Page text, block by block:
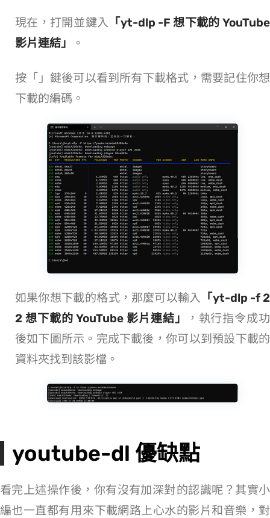
現在，打開 CMD 並鍵入 「yt-dlp -F 想下載的 YouTube
影片連結」
。
按「Enter」鍵後可以看到所有下載格式，需要記住你想
下載的 ID 編碼。
如果你想下載 720p 的 MP4 格式，那麼可以輸入
「yt-dlp -f 2
2 想下載的 YouTube 影片連結」
，執行指令成功
後如下圖所示。完成下載後u，你可以到預設下載的
資料夾找到該影檔。
youtube-dl 優缺點
看完上述操作後，你有沒有加深對 youtube-dl 的認識呢？其實小
編也一直都有用 youtube-dl 來下載網路上心水的影片和音樂，對